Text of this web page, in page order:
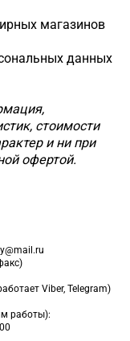
магазинов
данных
стоимости
и ни при
офертой.
Viber, Telegram)
работы):